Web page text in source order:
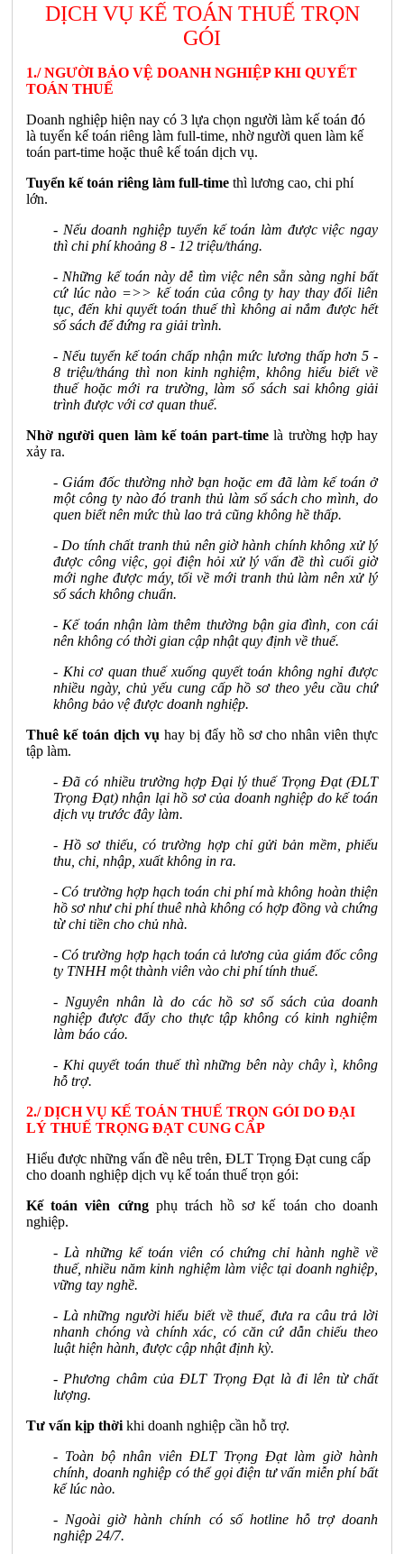
DỊCH VỤ KẾ TOÁN THUẾ TRỌN
GÓI
1./ NGƯỜI BẢO VỆ DOANH NGHIỆP KHI QUYẾT
TOÁN THUẾ
Doanh nghiệp hiện nay có 3 lựa chọn người làm kế toán đó
là tuyển kế toán riêng làm full-time, nhờ người quen làm kế
toán part-time hoặc thuê kế toán dịch vụ.
Tuyển kế toán riêng làm full-time thì lương cao, chi phí
lớn.
- Nếu doanh nghiệp tuyển kế toán làm được việc ngay
thì chi phí khoảng 8 - 12 triệu/tháng.
- Những kế toán này dễ tìm việc nên sẵn sàng nghỉ bất
cứ lúc nào =>> kế toán của công ty hay thay đổi liên
tục, đến khi quyết toán thuế thì không ai nắm được hết
sổ sách để đứng ra giải trình.
- Nếu tuyển kế toán chấp nhận mức lương thấp hơn 5 -
8 triệu/tháng thì non kinh nghiệm, không hiểu biết về
thuế hoặc mới ra trường, làm sổ sách sai không giải
trình được với cơ quan thuế.
Nhờ người quen làm kế toán part-time là trường hợp hay
xảy ra.
- Giám đốc thường nhờ bạn hoặc em đã làm kế toán ở
một công ty nào đó tranh thủ làm sổ sách cho mình, do
quen biết nên mức thù lao trả cũng không hề thấp.
- Do tính chất tranh thủ nên giờ hành chính không xử lý
được công việc, gọi điện hỏi xử lý vấn đề thì cuối giờ
mới nghe được máy, tối về mới tranh thủ làm nên xử lý
sổ sách không chuẩn.
- Kế toán nhận làm thêm thường bận gia đình, con cái
nên không có thời gian cập nhật quy định về thuế.
- Khi cơ quan thuế xuống quyết toán không nghỉ được
nhiều ngày, chủ yếu cung cấp hồ sơ theo yêu cầu chứ
không bảo vệ được doanh nghiệp.
Thuê kế toán dịch vụ hay bị đẩy hồ sơ cho nhân viên thực
tập làm.
- Đã có nhiều trường hợp Đại lý thuế Trọng Đạt (ĐLT
Trọng Đạt) nhận lại hồ sơ của doanh nghiệp do kế toán
dịch vụ trước đây làm.
- Hồ sơ thiếu, có trường hợp chỉ gửi bản mềm, phiếu
thu, chi, nhập, xuất không in ra.
- Có trường hợp hạch toán chi phí mà không hoàn thiện
hồ sơ như chi phí thuê nhà không có hợp đồng và chứng
từ chi tiền cho chủ nhà.
- Có trường hợp hạch toán cả lương của giám đốc công
ty TNHH một thành viên vào chi phí tính thuế.
- Nguyên nhân là do các hồ sơ sổ sách của doanh
nghiệp được đẩy cho thực tập không có kinh nghiệm
làm báo cáo.
- Khi quyết toán thuế thì những bên này chây ì, không
hỗ trợ.
2./ DỊCH VỤ KẾ TOÁN THUẾ TRỌN GÓI DO ĐẠI
LÝ THUẾ TRỌNG ĐẠT CUNG CẤP
Hiểu được những vấn đề nêu trên, ĐLT Trọng Đạt cung cấp
cho doanh nghiệp dịch vụ kế toán thuế trọn gói:
Kế toán viên cứngphụ trách hồ sơ kế toán cho doanh
nghiệp.
- Là những kế toán viên có chứng chỉ hành nghề về
thuế, nhiều năm kinh nghiệm làm việc tại doanh nghiệp,
vững tay nghề.
- Là những người hiểu biết về thuế, đưa ra câu trả lời
nhanh chóng và chính xác, có căn cứ dẫn chiếu theo
luật hiện hành, được cập nhật định kỳ.
- Phương châm của ĐLT Trọng Đạt là đi lên từ chất
lượng.
Tư vấn kịp thời khi doanh nghiệp cần hỗ trợ.
- Toàn bộ nhân viên ĐLT Trọng Đạt làm giờ hành
chính, doanh nghiệp có thể gọi điện tư vấn miễn phí bất
kể lúc nào.
- Ngoài giờ hành chính có số hotline hỗ trợ doanh
nghiệp 24/7.